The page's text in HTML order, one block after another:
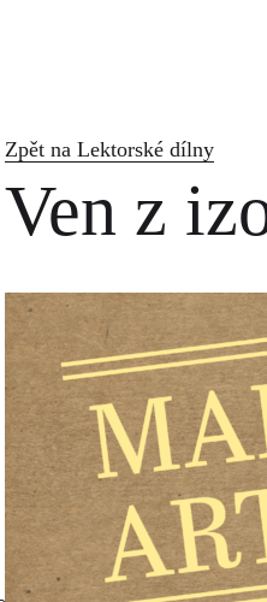
Zpět na Lektorské dílny
Ven z